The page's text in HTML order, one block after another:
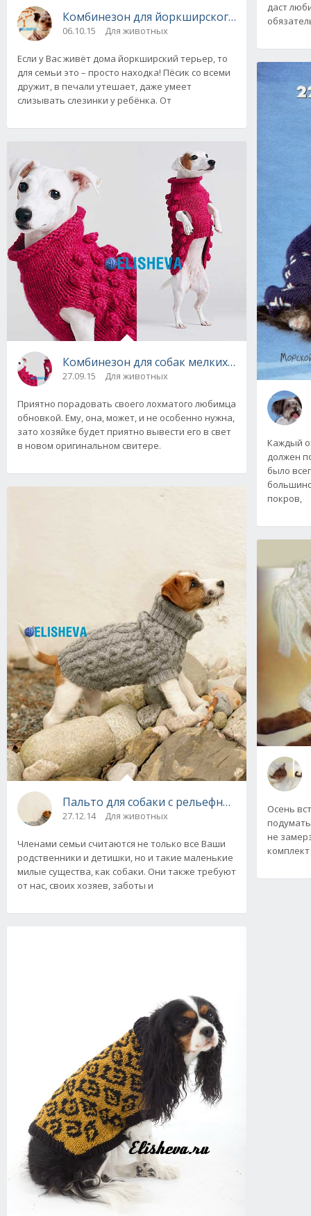
06.10.15 Для животных
Если у Вас живёт дома йоркширский терьер, то
для семьи это – просто находка! Пёсик со всеми
дружит, в печали утешает, даже умеет
слизывать слезинки у ребёнка. От
Комбинезон для собак мелких и средних
27.09.15 Для животных
Приятно порадовать своего лохматого любимца
обновкой. Ему, она, может, и не особенно нужна,
зато хозяйке будет приятно вывести его в свет
в новом оригинальном свитере.
Пальто для собаки с рельефным
27.12.14 Для животных
Членами семьи считаются не только все Ваши
родственники и детишки, но и такие маленькие
милые существа, как собаки. Они также требуют
от нас, своих хозяев, заботы и
даст
Каждый
должен
было
покров,
Осень
не